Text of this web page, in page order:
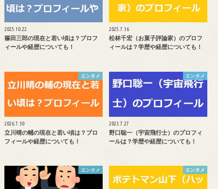
2025.10.22
篠田三郎の現在と若い頃は？プロフ
ィールや経歴についても！
2025.7.16
松林千宏（お菓子評論家）のプロフ
ィールは？学歴や経歴についても！
エンタメ
2026.7.30
立川晴の輔の現在と若い頃は？プロ
フィールや経歴についても！
エンタメ
2023.7.27
野口聡一（宇宙飛行士）のプロフィ
ールは？学歴や経歴についても！
エンタメ エンタメ